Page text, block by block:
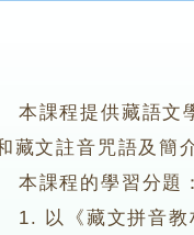
課程提供藏語文學
藏文註音咒語及簡
課程的學習分題
以《藏文拼音教材